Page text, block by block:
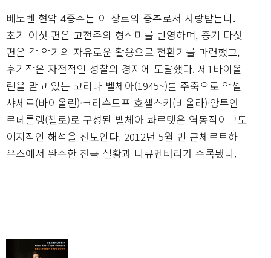
베토벤 현악 4중주는 이 장르의 중추로서 사랑받는다.
초기 여섯 편은 고전주의 형식미를 반영하며, 중기 다섯
편은 각 악기의 자유로운 활용으로 전환기를 마련했고,
후기작은 자전적인 성찰의 경지에 도달했다. 제1바이올
린을 맡고 있는 코리나 벨체아(1945~)를 주축으로 악셀
샤세르(바이올린)·크리슈토프 호셸스키(비올라)·앙투안
르데를랭(첼로)로 구성된 벨체아 콰르텟은 역동적이고도
이지적인 해석을 선보인다. 2012년 5월 빈 콘체르트하
우스에서 완주한 전곡 실황과 다큐멘터리가 수록됐다.